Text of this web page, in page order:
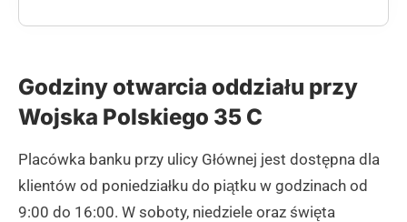
Godziny otwarcia oddziału przy
Wojska Polskiego 35 C
Placówka banku przy ulicy Głównej jest dostępna dla
klientów od poniedziałku do piątku w godzinach od
9:00 do 16:00. W soboty, niedziele oraz święta